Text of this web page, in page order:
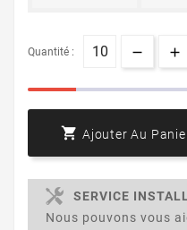
Quantité :
 Ajouter Au
SERVICE
Nous pouvons vous